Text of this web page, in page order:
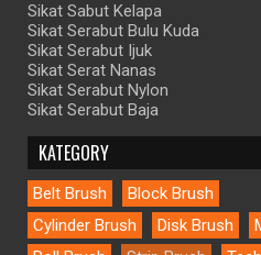
Sikat Sabut Kelapa
Sikat Serabut Bulu Kuda
Sikat Serabut Ijuk
Sikat Serat Nanas
Sikat Serabut Nylon
Sikat Serabut Baja
KATEGORY
Belt Brush
Block Brush
Cylinder Brush
Disk Brush